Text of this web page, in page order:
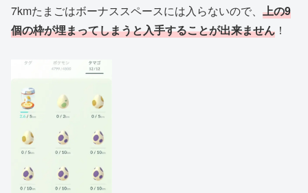
7kmたまごはボーナススペースには入らないので、 上の9
個の枠が埋まってしまうと入手することが出来ません ！